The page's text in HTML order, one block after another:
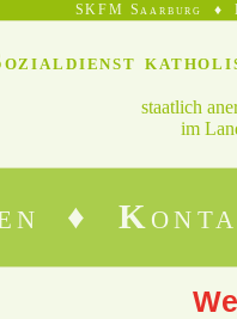
SKFM Saarburg ♦
staatlich
im
♦ K